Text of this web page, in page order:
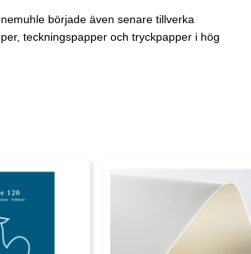
började även senare tillverka
teckningspapper och tryckpapper i hög